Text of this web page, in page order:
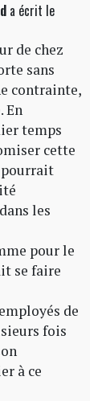
a écrit le
de chez
sans
contrainte,
En
temps
cette
pourrait
les
pour le
se faire
de
fois
à ce